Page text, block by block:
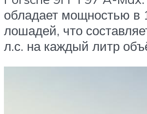
обладает мощностью в
лошадей, что
л.с. на каждый литр